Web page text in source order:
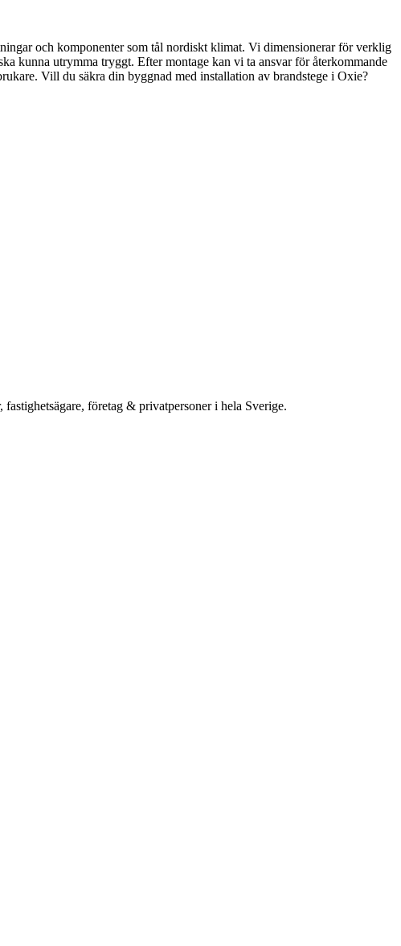
och komponenter som tål nordiskt klimat. Vi dimensionerar för verklig
kunna utrymma tryggt. Efter montage kan vi ta ansvar för återkommande
Vill du säkra din byggnad med installation av brandstege i Oxie?
företag & privatpersoner i hela Sverige.